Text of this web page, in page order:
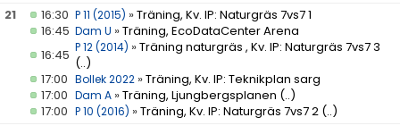
21
16:30 P 11 (2015) »Träning, Kv. IP: Naturgräs 7vs7 1
16:45 Dam U »Träning, EcoDataCenter Arena
16:45 P 12 (2014) »Träning naturgräs , Kv. IP: Naturgräs 7vs7 3
(..)
17:00 Bollek 2022 »Träning, Kv. IP: Teknikplan sarg
17:00 Dam A »Träning, Ljungbergsplanen (..)
17:00 P 10 (2016) »Träning, Kv. IP: Naturgräs 7vs7 2 (..)